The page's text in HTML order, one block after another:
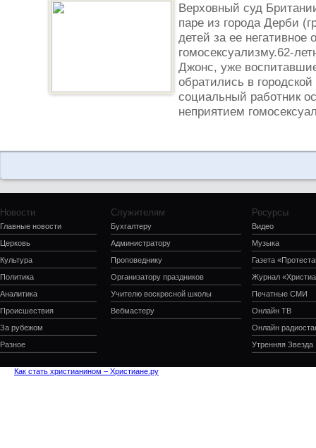
Верховный суд
паре из города Дерби
детей за ее негативное
гомосексуализму.62-
Джонс, уже
обратились в
социальный работник
неприятием
Новости
Главные новости
Церковь
Культура
Политика
Аналитика
Происшествия
За рубежом
Разное
Служителям
Бухгалтеру
Администратору
Проповеднику
Организатору праздников
Учителю воскресной школы
Вебмастеру
Ресурсы
Видео
Музыка
Газета
Журнал
Печатные СМИ
Онлайн ТВ
Онлайн
Утренняя Звезда
Как стать христианином – Христиане.ру